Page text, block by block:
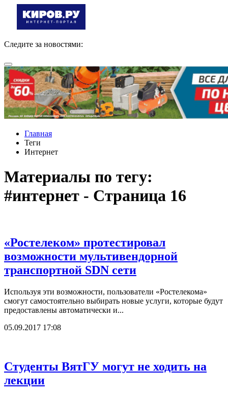
Следите за новостями:
Главная
Теги
Интернет
Материалы по тегу:
#интернет - Страница 16
«Ростелеком» протестировал
возможности мультивендорной
транспортной SDN сети
Используя эти возможности, пользователи «Ростелекома»
смогут самостоятельно выбирать новые услуги, которые будут
предоставлены автоматически и...
05.09.2017 17:08
Студенты ВятГУ могут не ходить на
лекции